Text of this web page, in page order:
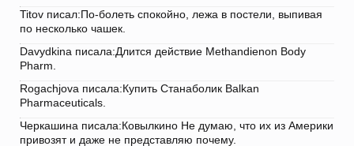
Titov писал:По-болеть спокойно, лежа в постели, выпивая
по несколько чашек.
Davydkina писала:Длится действие Methandienon Body
Pharm.
Rogachjova писала:Купить Станаболик Balkan
Pharmaceuticals.
Черкашина писала:Ковылкино Не думаю, что их из Америки
привозят и даже не представляю почему.